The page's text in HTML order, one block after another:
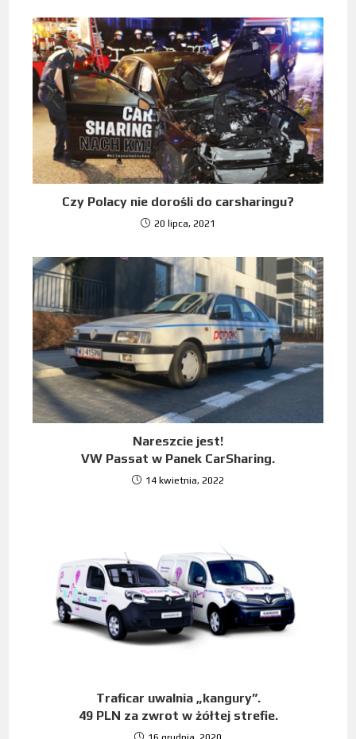
Czy Polacy nie dorośli do carsharingu?
20 lipca, 2021
Nareszcie jest!
VW Passat w Panek CarSharing.
14 kwietnia, 2022
Traficar uwalnia „kangury”.
49 PLN za zwrot w żółtej strefie.